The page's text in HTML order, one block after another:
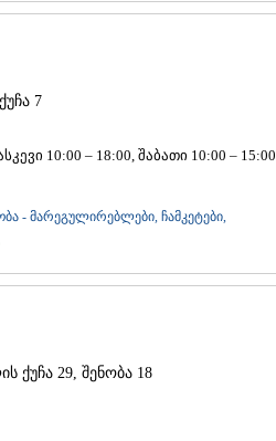
7
10:00 – 18:00, შაბათი 10:00 – 15:00
- მარეგულირებლები, ჩამკეტები,
ქუჩა 29, შენობა 18